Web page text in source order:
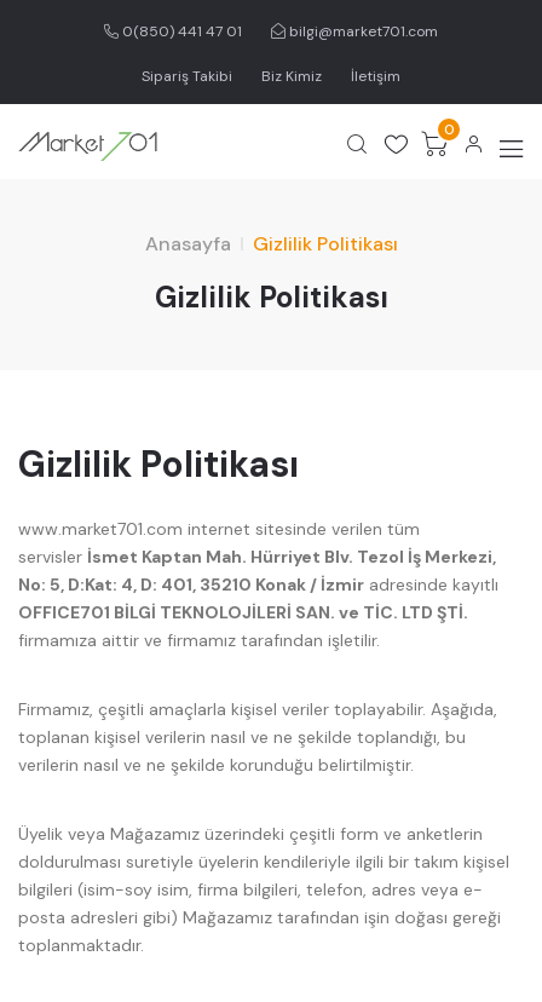
0(850) 441 47 01 bilgi@market701.com
Sipariş Takibi Biz Kimiz İletişim
0
Anasayfa Gizlilik Politikası
Gizlilik Politikası
Gizlilik Politikası
www.market701.com internet sitesinde verilen tüm
servisler İsmet Kaptan Mah. Hürriyet Blv. Tezol İş Merkezi,
No: 5, D:Kat: 4, D: 401, 35210 Konak / İzmir adresinde kayıtlı
OFFICE701 BİLGİ TEKNOLOJİLERİ SAN. ve TİC. LTD ŞTİ.
firmamıza aittir ve firmamız tarafından işletilir.
Firmamız, çeşitli amaçlarla kişisel veriler toplayabilir. Aşağıda,
toplanan kişisel verilerin nasıl ve ne şekilde toplandığı, bu
verilerin nasıl ve ne şekilde korunduğu belirtilmiştir.
Üyelik veya Mağazamız üzerindeki çeşitli form ve anketlerin
doldurulması suretiyle üyelerin kendileriyle ilgili bir takım kişisel
bilgileri (isim-soy isim, firma bilgileri, telefon, adres veya e-
posta adresleri gibi) Mağazamız tarafından işin doğası gereği
toplanmaktadır.